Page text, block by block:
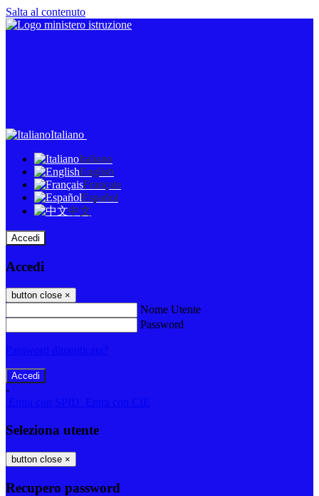
Salta al contenuto
Italiano
Italiano
English
Français
Español
中文
Accedi
Accedi
button close ×
Nome Utente
Password
-
Seleziona utente
button close ×
Recupero password